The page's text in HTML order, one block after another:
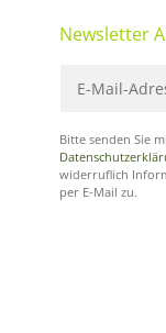
Newsletter
Bitte senden Sie
widerruflich
per E-Mail zu.